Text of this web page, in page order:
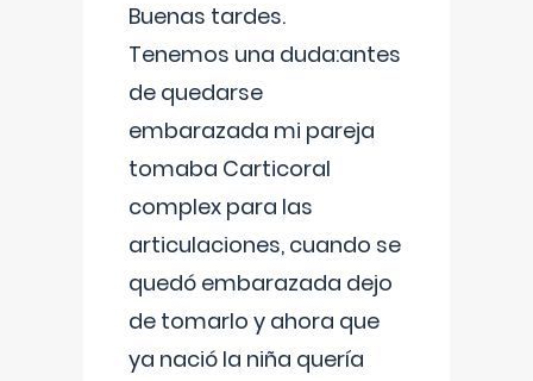
Buenas tardes.
Tenemos una duda:antes
de quedarse
embarazada mi pareja
tomaba Carticoral
complex para las
articulaciones, cuando se
quedó embarazada dejo
de tomarlo y ahora que
ya nació la niña quería